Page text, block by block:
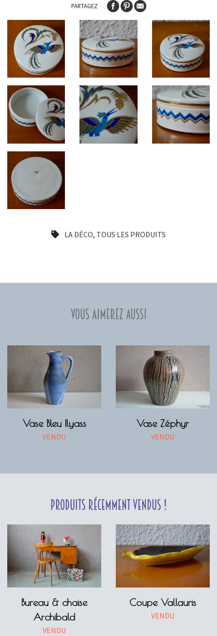
LA DÉCO, TOUS LES PRODUITS
PARTAGEZ
Vous aimerez aussi
Vase Bleu Ilyass
VENDU
Vase Zéphyr
VENDU
Produits récemment vendus !
Bureau & chaise
Archibald
VENDU
Coupe Vallauris
VENDU